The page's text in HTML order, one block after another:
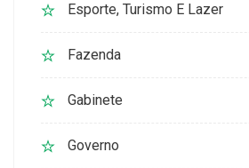
Esporte, Turismo E Lazer
Fazenda
Gabinete
Governo